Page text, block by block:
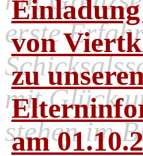
von
zu
am
erste
mit Glück
stehen im